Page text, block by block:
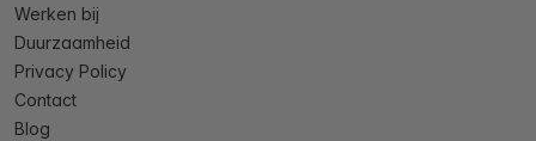
Werken bij
Duurzaamheid
Privacy Policy
Contact
Blog